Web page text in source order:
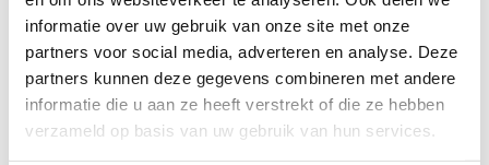
informatie over uw gebruik van onze site met onze
partners voor social media, adverteren en analyse. Deze
partners kunnen deze gegevens combineren met andere
informatie die u aan ze heeft verstrekt of die ze hebben
verzameld op basis van uw gebruik van hun services.